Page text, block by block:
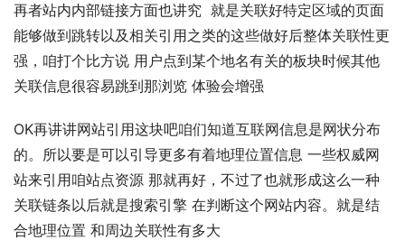
再者站内内部链接方面也讲究  就是关联好特定区域的页面
能够做到跳转以及相关引用之类的这些做好后整体关联性更
强，咱打个比方说 用户点到某个地名有关的板块时候其他
关联信息很容易跳到那浏览 体验会增强
OK再讲讲网站引用这块吧咱们知道互联网信息是网状分布
的。所以要是可以引导更多有着地理位置信息 一些权威网
站来引用咱站点资源 那就再好，不过了也就形成这么一种
关联链条以后就是搜索引擎 在判断这个网站内容。就是结
合地理位置 和周边关联性有多大